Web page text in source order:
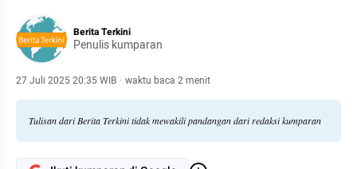
Berita Terkini
Penulis kumparan
27 Juli 2025 20:35 WIB · waktu baca 2 menit
Tulisan dari Berita Terkini tidak mewakili pandangan dari redaksi kumparan